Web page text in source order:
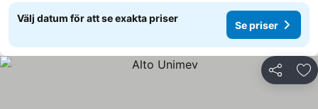
Välj datum för att se exakta priser
Se priser
Dela